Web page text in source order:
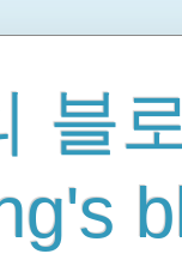
블